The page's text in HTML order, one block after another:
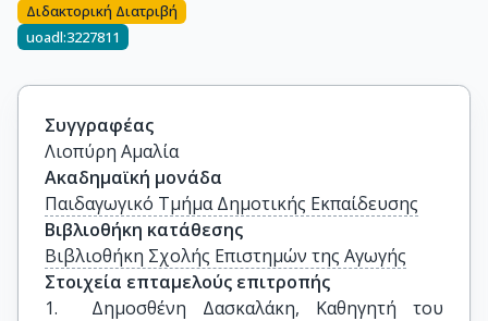
Διδακτορική Διατριβή
uoadl:3227811
Συγγραφέας
Λιοπύρη Αμαλία
Ακαδημαϊκή μονάδα
Παιδαγωγικό Τμήμα Δημοτικής Εκπαίδευσης
Βιβλιοθήκη κατάθεσης
Βιβλιοθήκη Σχολής Επιστημών της Αγωγής
Στοιχεία επταμελούς επιτροπής
1.	Δημοσθένη Δασκαλάκη, Καθηγητή του